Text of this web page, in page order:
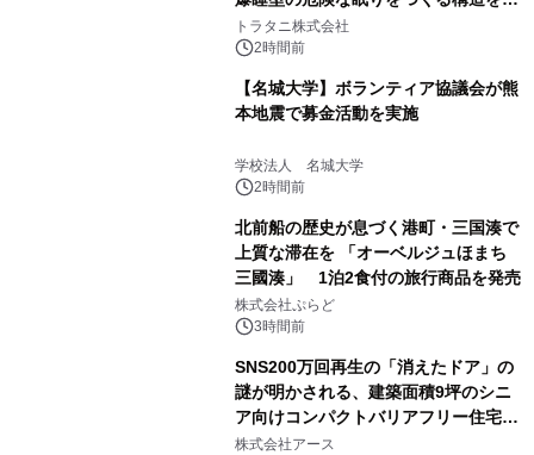
説
トラタニ株式会社
2時間前
【名城大学】ボランティア協議会が熊
本地震で募金活動を実施
学校法人 名城大学
2時間前
北前船の歴史が息づく港町・三国湊で
上質な滞在を 「オーベルジュほまち
三國湊」 1泊2食付の旅行商品を発売
株式会社ぷらど
3時間前
SNS200万回再生の「消えたドア」の
謎が明かされる、建築面積9坪のシニ
ア向けコンパクトバリアフリー住宅が
誕生
株式会社アース